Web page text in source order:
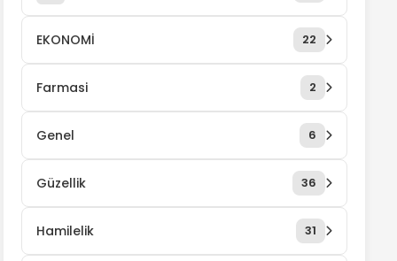
EKONOMİ 22
Farmasi 2
Genel 6
Güzellik 36
Hamilelik 31